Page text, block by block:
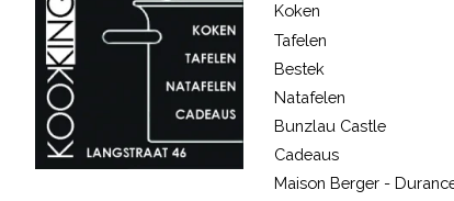
Koken
Tafelen
Bestek
Natafelen
Bunzlau Castle
Cadeaus
Maison Berger -